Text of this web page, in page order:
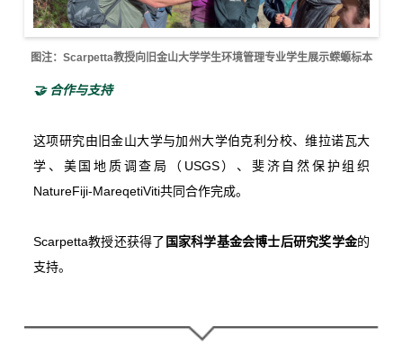
图注：Scarpetta教授向旧金山大学学生环境管理专业学生展示蝾螈标本
🤝 合作与支持
这项研究由旧金山大学与加州大学伯克利分校、维拉诺瓦大
学、美国地质调查局（USGS）、斐济自然保护组织
NatureFiji-MareqetiViti共同合作完成。
Scarpetta教授还获得了 国家科学基金会博士后研究奖学金的
支持。